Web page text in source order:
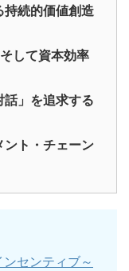
持続的価値創造
して資本効率
」を追求する
ント・チェーン
ンセンティブ～